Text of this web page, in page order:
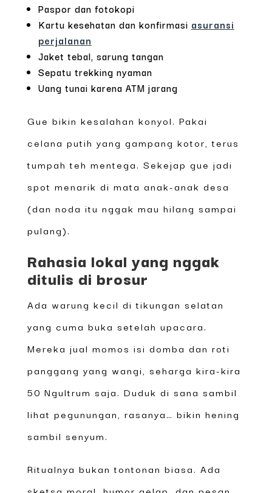
Paspor dan fotokopi
Kartu kesehatan dan konfirmasi asuransi
perjalanan
Jaket tebal, sarung tangan
Sepatu trekking nyaman
Uang tunai karena ATM jarang
Gue bikin kesalahan konyol. Pakai
celana putih yang gampang kotor, terus
tumpah teh mentega. Sekejap gue jadi
spot menarik di mata anak-anak desa
(dan noda itu nggak mau hilang sampai
pulang).
Rahasia lokal yang nggak
ditulis di brosur
Ada warung kecil di tikungan selatan
yang cuma buka setelah upacara.
Mereka jual momos isi domba dan roti
panggang yang wangi, seharga kira-kira
50 Ngultrum saja. Duduk di sana sambil
lihat pegunungan, rasanya… bikin hening
sambil senyum.
Ritualnya bukan tontonan biasa. Ada